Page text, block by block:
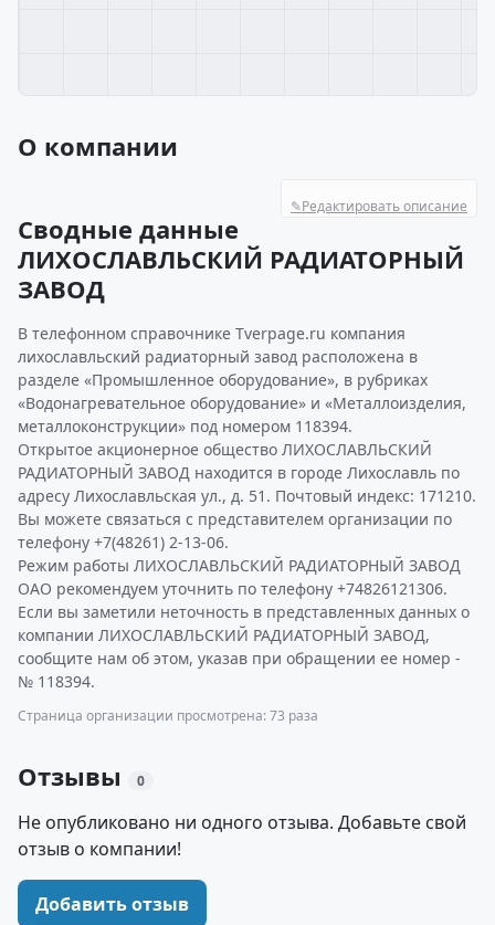
О компании
✎Редактировать описание
Сводные данные
ЛИХОСЛАВЛЬСКИЙ РАДИАТОРНЫЙ
ЗАВОД
В телефонном справочнике Tverpage.ru компания
лихославльский радиаторный завод расположена в
разделе «Промышленное оборудование», в рубриках
«Водонагревательное оборудование» и «Металлоизделия,
металлоконструкции» под номером 118394.
Открытое акционерное общество ЛИХОСЛАВЛЬСКИЙ
РАДИАТОРНЫЙ ЗАВОД находится в городе Лихославль по
адресу Лихославльская ул., д. 51. Почтовый индекс: 171210.
Вы можете связаться с представителем организации по
телефону +7(48261) 2-13-06.
Режим работы ЛИХОСЛАВЛЬСКИЙ РАДИАТОРНЫЙ ЗАВОД
ОАО рекомендуем уточнить по телефону +74826121306.
Если вы заметили неточность в представленных данных о
компании ЛИХОСЛАВЛЬСКИЙ РАДИАТОРНЫЙ ЗАВОД,
сообщите нам об этом, указав при обращении ее номер -
№ 118394.
Страница организации просмотрена: 73 раза
Отзывы 0
Не опубликовано ни одного отзыва. Добавьте свой
отзыв о компании!
Добавить отзыв